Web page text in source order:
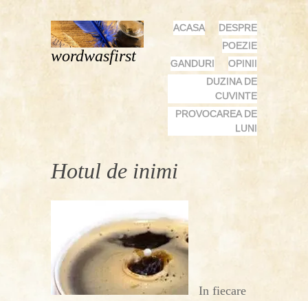
wordwasfirst
MENU
SKIP
CONTENT
ACASA
DESPRE
POEZIE
GANDURI
OPINII
DUZINA DE
CUVINTE
PROVOCAREA DE
LUNI
Hotul de inimi
In fiecare